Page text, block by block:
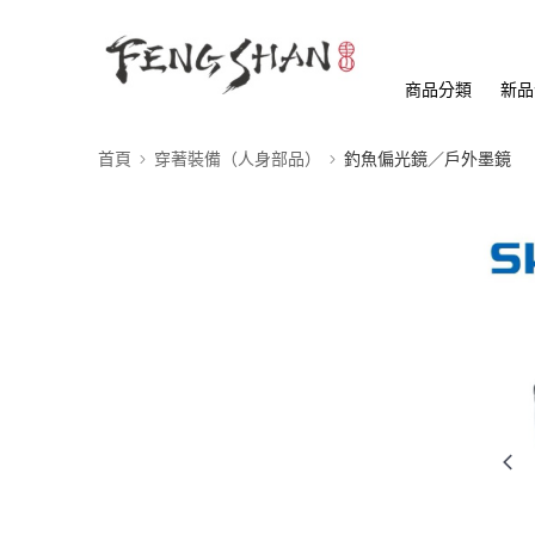
商品分類 新
首頁 穿著裝備（人身部品） 釣魚偏光鏡／戶外墨鏡